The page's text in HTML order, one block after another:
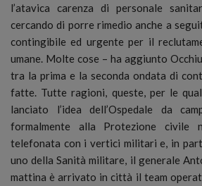
l’atavica carenza di personale
cercando di porre rimedio anche a
contingibile ed urgente per il
umane. Molte cose – ha aggiunto
tra la prima e la seconda ondata di
fatte. Tutte ragioni, queste, per le
lanciato l’idea dell’Ospedale da
formalmente alla Protezione civile
telefonata con i vertici militari e, in
uno della Sanità militare, il generale
mattina è arrivato in città il team